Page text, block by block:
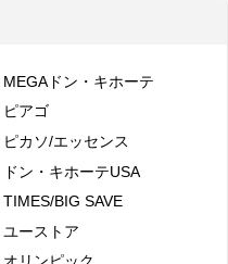
MEGAドン・キホーテ
ピアゴ
ピカソ/エッセンス
ドン・キホーテUSA
TIMES/BIG SAVE
ユーストア